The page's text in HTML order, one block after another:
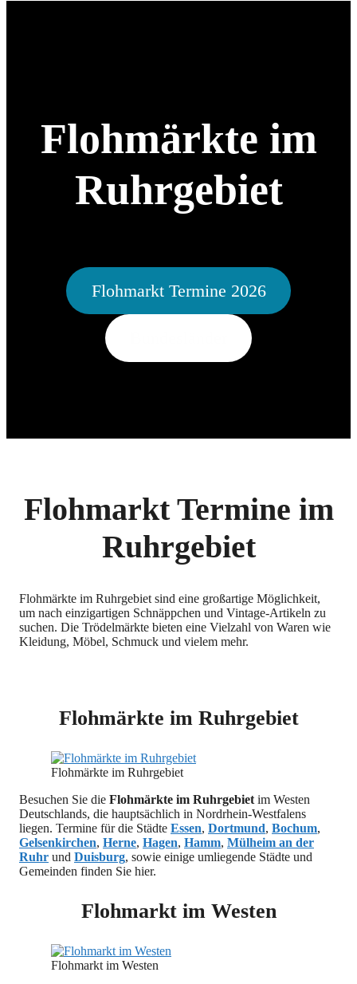
Flohmärkte im
Ruhrgebiet
Flohmarkt Termine 2026
Flohmarkt Termine im
Ruhrgebiet
Flohmärkte im Ruhrgebiet sind eine großartige Möglichkeit,
um nach einzigartigen Schnäppchen und Vintage-Artikeln zu
suchen. Die Trödelmärkte bieten eine Vielzahl von Waren wie
Kleidung, Möbel, Schmuck und vielem mehr.
Flohmärkte im Ruhrgebiet
Flohmärkte im Ruhrgebiet
Besuchen Sie die Flohmärkte im Ruhrgebiet im Westen
Deutschlands, die hauptsächlich in Nordrhein-Westfalens
liegen. Termine für die Städte Essen, Dortmund, Bochum,
Gelsenkirchen, Herne, Hagen, Hamm, Mülheim an der
Ruhr und Duisburg, sowie einige umliegende Städte und
Gemeinden finden Sie hier.
Flohmarkt im Westen
Flohmarkt im Westen